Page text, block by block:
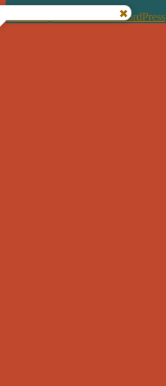
Mit Stolz präsentiert von WordPress